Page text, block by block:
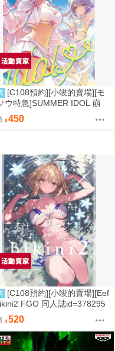
[C108預約][小竣的賣場][モ
ウ特急]SUMMER IDOL 崩
星穹鐵道 同人誌id=3758363
450
[C108預約][小竣的賣場][Eef
FGO 同人誌id=378295
520